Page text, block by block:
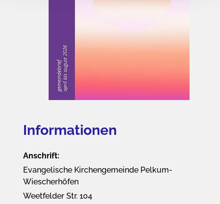
Informationen
Anschrift:
Evangelische Kirchengemeinde Pelkum-
Wiescherhöfen
Weetfelder Str. 104